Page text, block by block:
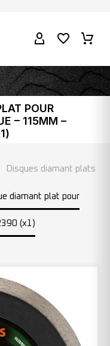
POUR
– 115MM –
Disques diamant plats
diamant plat pour
(x1)